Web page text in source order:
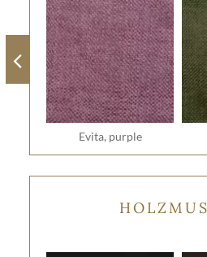
Evita, purple